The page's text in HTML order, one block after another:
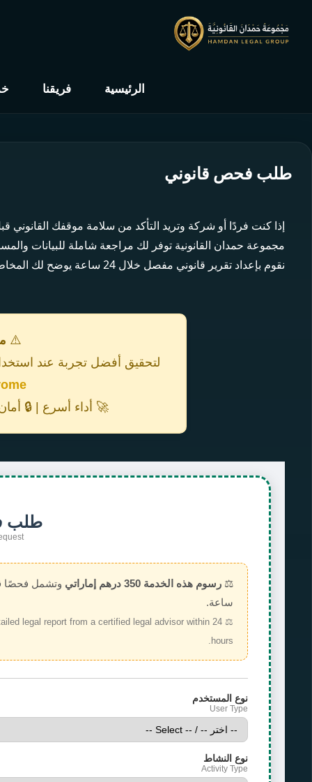
الرئيسية فريقنا
طلب فحص قانوني
إذا كنت فردًا أو شركة وتريد التأكد من سلامة موقفك
مجموعة حمدان القانونية توفر لك مراجعة شاملة للبيانات
نقوم بإعداد تقرير قانوني مفصل خلال 24 ساعة يوضح لك المخاطر المحتملة ويوجهك لاتخاذ القرار السليم.
⚠️
لتحقيق أفضل تجربة عند
🚀 أداء أسرع | 🔒